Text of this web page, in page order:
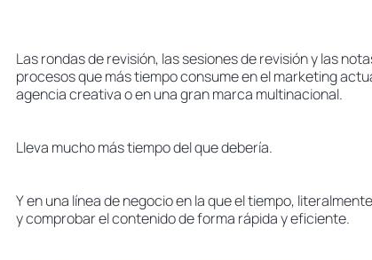
Las rondas de revisión, las sesiones de revisión y las
procesos que más tiempo consume en el marketing
agencia creativa o en una gran marca multinacional.
Lleva mucho más tiempo del que debería.
Y en una línea de negocio en la que el tiempo,
y comprobar el contenido de forma rápida y eficiente.